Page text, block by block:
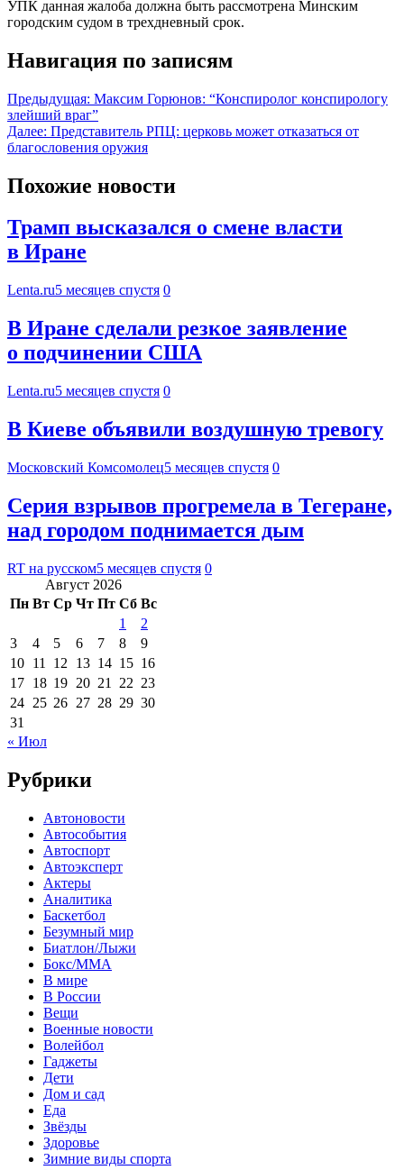
УПК данная жалоба должна быть рассмотрена Минским
городским судом в трехдневный срок.
Навигация по записям
Предыдущая: Максим Горюнов: “Конспиролог конспирологу
злейший враг”
Далее: Представитель РПЦ: церковь может отказаться от
благословения оружия
Похожие новости
Трамп высказался о смене власти
в Иране
Lenta.ru5 месяцев спустя 0
В Иране сделали резкое заявление
о подчинении США
Lenta.ru5 месяцев спустя 0
В Киеве объявили воздушную тревогу
Московский Комсомолец5 месяцев спустя 0
Серия взрывов прогремела в Тегеране,
над городом поднимается дым
RT на русском5 месяцев спустя 0
Август 2026
Пн Вт Ср Чт Пт Сб Вс
1
2
3
4 5 6 7 8
9
10 11 12 13 14 15 16
17 18 19 20 21 22 23
24 25 26 27 28 29 30
31
« Июл
Рубрики
Автоновости
Автособытия
Автоспорт
Автоэксперт
Актеры
Аналитика
Баскетбол
Безумный мир
Биатлон/Лыжи
Бокс/MMA
В мире
В России
Вещи
Военные новости
Волейбол
Гаджеты
Дети
Дом и сад
Еда
Звёзды
Здоровье
Зимние виды спорта